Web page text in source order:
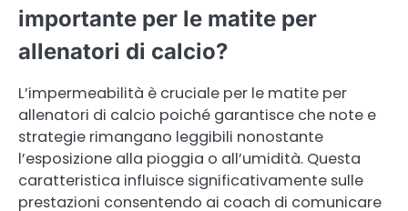
importante per le matite per
allenatori di calcio?
L’impermeabilità è cruciale per le matite per
allenatori di calcio poiché garantisce che note e
strategie rimangano leggibili nonostante
l’esposizione alla pioggia o all’umidità. Questa
caratteristica influisce significativamente sulle
prestazioni consentendo ai coach di comunicare